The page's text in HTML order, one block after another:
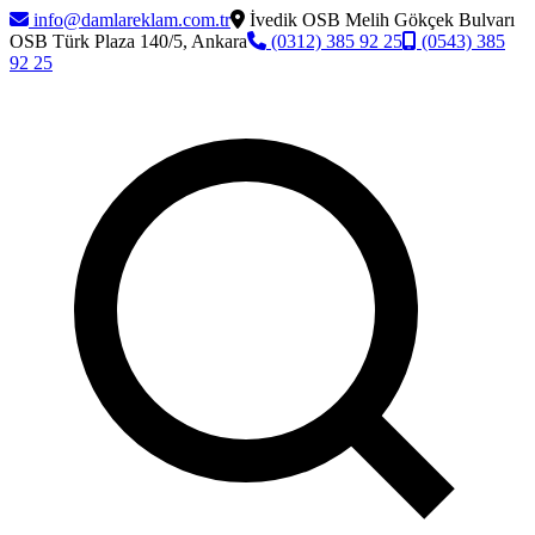
info@damlareklam.com.tr
İvedik OSB Melih Gökçek Bulvarı
OSB Türk Plaza 140/5, Ankara
(0312) 385 92 25
(0543) 385
92 25